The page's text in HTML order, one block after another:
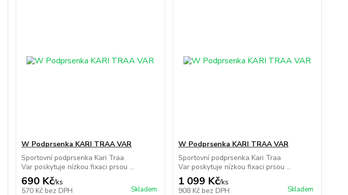
W Podprsenka KARI TRAA VAR
Sportovní podprsenka Kari Traa
Var poskytuje nízkou fixaci prsou ...
690 Kč/ks
570 Kč bez DPH Skladem
W Podprsenka KARI TRAA VAR
Sportovní podprsenka Kari Traa
Var poskytuje nízkou fixaci prsou ...
1 099 Kč/ks
908 Kč bez DPH Skladem